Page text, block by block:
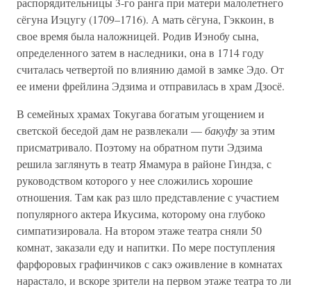
сёгуна Иэцугу (1709–1716). А мать сёгуна, Гэккоин, в
свое время была наложницей. Родив Иэнобу сына,
определенного затем в наследники, она в 1714 году
считалась четвертой по влиянию дамой в замке Эдо. От
ее имени фрейлина Эдзима и отправилась в храм Дзосё.
В семейных храмах Токугава богатым угощением и
светской беседой дам не развлекали —бакуфуза этим
присматривало. Поэтому на обратном пути Эдзима
решила заглянуть в театр Ямамура в районе Гиндза, с
руководством которого у нее сложились хорошие
отношения. Там как раз шло представление с участием
популярного актера Икусима, которому она глубоко
симпатизировала. На втором этаже театра сняли 50
комнат, заказали еду и напитки. По мере поступления
фарфоровых графинчиков с сакэ оживление в комнатах
нарастало, и вскоре зрители на первом этаже театра то ли